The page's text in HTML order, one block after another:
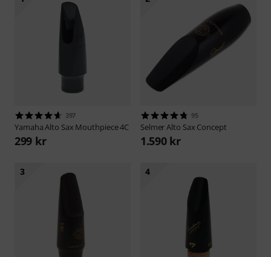
397
YamahaAlto Sax Mouthpiece 4C
299 kr
95
SelmerAlto Sax Concept
1.590 kr
3 4